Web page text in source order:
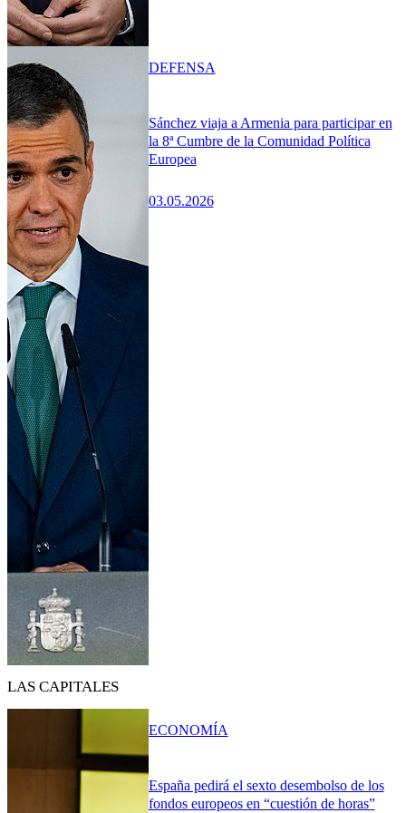
Sánchez viaja a Armenia para participar en
la 8ª Cumbre de la Comunidad Política
Europea
03.05.2026
DEFENSA
LAS CAPITALES
España pedirá el sexto desembolso de los
fondos europeos en “cuestión de horas”
ECONOMÍA